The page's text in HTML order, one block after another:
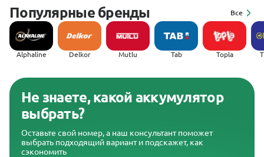
Популярные бренды Все
Alphaline Delkor Mutlu Tab Topla
Не знаете, какой аккумулятор
выбрать?
Оставьте свой номер, а наш консультант поможет
выбрать подходящий вариант и подскажет, как
сэкономить